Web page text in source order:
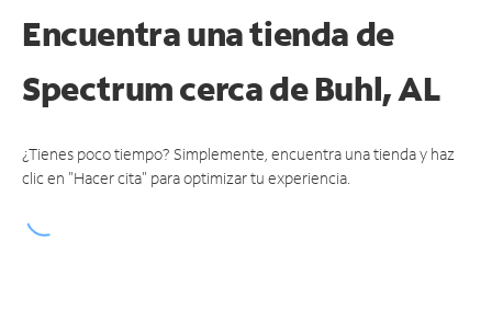
Encuentra una tienda de
Spectrumcerca de Buhl, AL
¿Tienes poco tiempo? Simplemente, encuentra una tienda y haz
clic en "Hacer cita" para optimizar tu experiencia.